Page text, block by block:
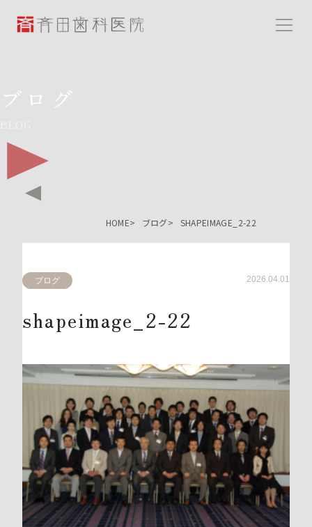
斉田歯科医院
ブログ
HOME ブログ SHAPEIMAGE_2-22
ブログ 2026.04.01
shapeimage_2-22